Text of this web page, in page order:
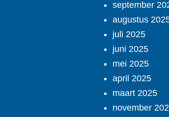
september
augustus
juli 2025
juni 2025
mei 2025
april 2025
maart 2025
november